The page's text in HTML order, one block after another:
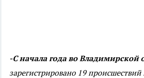
-С начала года во Владимирской
зарегистрировано 19